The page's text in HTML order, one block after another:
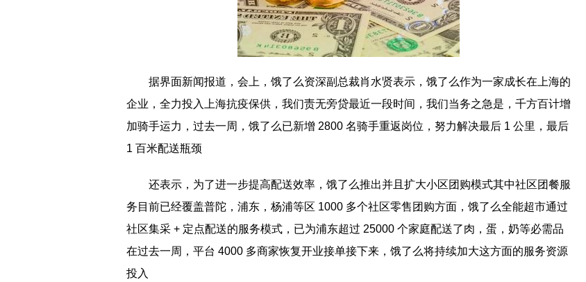
据界面新闻报道，会上，饿了么资深副总裁肖水贤表示，饿了么作为一家成长在上海的
企业，全力投入上海抗疫保供，我们责无旁贷最近一段时间，我们当务之急是，千方百计增
加骑手运力，过去一周，饿了么已新增 2800 名骑手重返岗位，努力解决最后 1 公里，最后
1 百米配送瓶颈
还表示，为了进一步提高配送效率，饿了么推出并且扩大小区团购模式其中社区团餐服
务目前已经覆盖普陀，浦东，杨浦等区 1000 多个社区零售团购方面，饿了么全能超市通过
社区集采 + 定点配送的服务模式，已为浦东超过 25000 个家庭配送了肉，蛋，奶等必需品
在过去一周，平台 4000 多商家恢复开业接单接下来，饿了么将持续加大这方面的服务资源
投入